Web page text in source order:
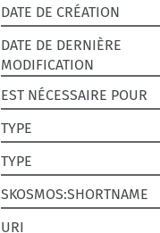
DATE DE CRÉATION
DATE DE DERNIÈRE
MODIFICATION
EST NÉCESSAIRE POUR
TYPE
TYPE
SKOSMOS:SHORTNAME
URI